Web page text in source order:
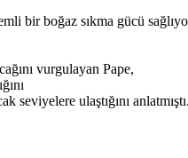
bir boğaz sıkma gücü
vurgulayan Pape,
seviyelere ulaştığını